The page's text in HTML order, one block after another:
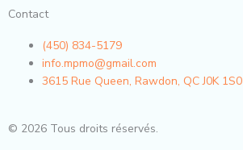
Contact
(450) 834-5179
info.mpmo@gmail.com
3615 Rue Queen, Rawdon, QC J0K 1S0
© 2026 Tous droits réservés.